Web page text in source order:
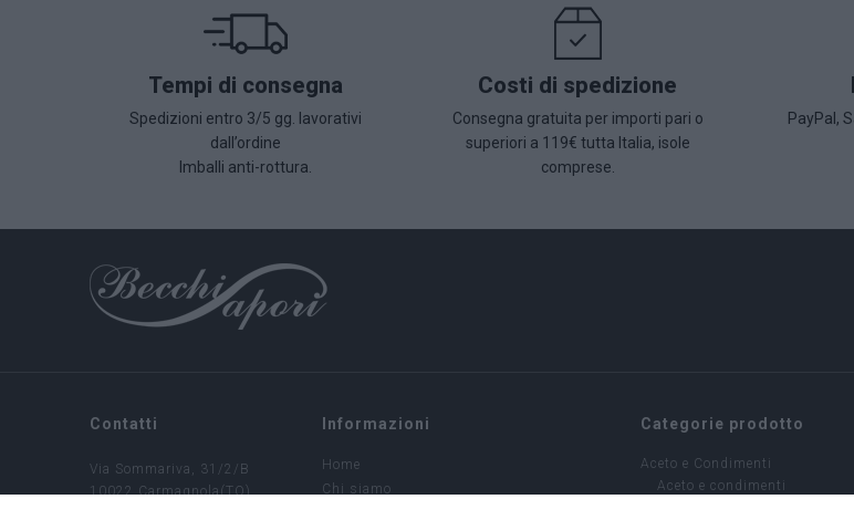
Tempi di consegna
Spedizioni entro 3/5 gg. lavorativi
dall’ordine
Imballi anti-rottura.
Costi di spedizione
Consegna gratuita per importi pari o
superiori a 119€ tutta Italia, isole
comprese.
PayPal,
Contatti
Via Sommariva, 31/2/B
10022 Carmagnola(TO)
Informazioni
Home
Chi siamo
Categorie prodotto
Aceto e Condimenti
Aceto e condimenti